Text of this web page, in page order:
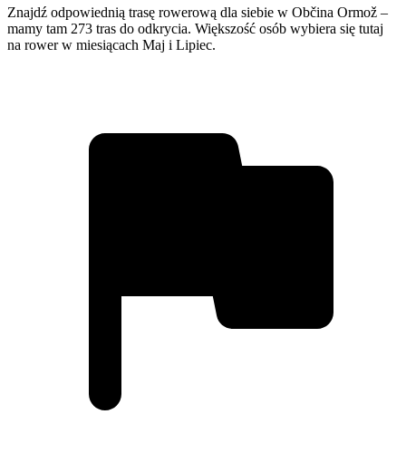
Znajdź odpowiednią trasę rowerową dla siebie w Občina Ormož –
mamy tam 273 tras do odkrycia. Większość osób wybiera się tutaj
na rower w miesiącach Maj i Lipiec.